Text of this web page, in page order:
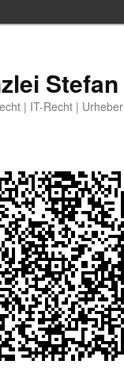
| IT-Recht |